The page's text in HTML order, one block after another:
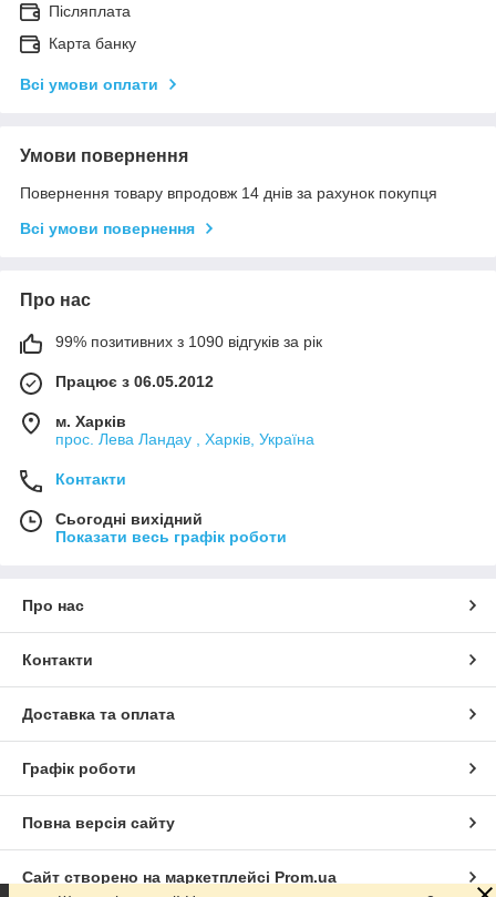
Післяплата
Карта банку
Всі умови оплати
Умови повернення
Повернення товару впродовж 14 днів за рахунок покупця
Всі умови повернення
Про нас
99% позитивних з 1090 відгуків за рік
Працює з 06.05.2012
м. Харків
прос. Лева Ландау , Харків, Україна
Контакти
Сьогодні вихідний
Показати весь графік роботи
Про нас
Контакти
Доставка та оплата
Графік роботи
Повна версія сайту
Сайт створено на маркетплейсі Prom.ua